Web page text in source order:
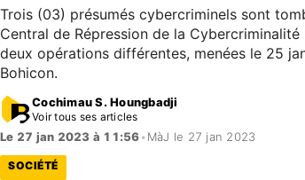
Trois (03) présumés cybercriminels sont
Central de Répression de la
deux opérations différentes, menées le 25
Bohicon.
Cochimau S. Houngbadji
Voir tous ses articles
Le 27 jan 2023 à 11:56• MàJ le 27 jan 2023
SOCIÉTÉ